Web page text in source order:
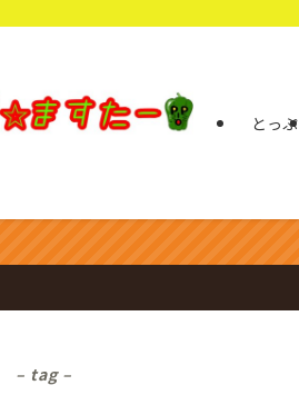
とっぷ
– tag –